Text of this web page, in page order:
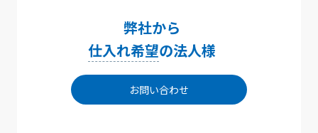
弊社から
仕入れ希望の法人様
お問い合わせ